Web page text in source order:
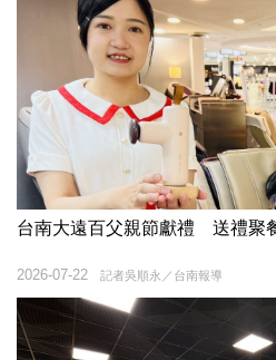
台南大遠百父親節獻禮 送禮聚
記者吳順永／台南報導
2026-07-22